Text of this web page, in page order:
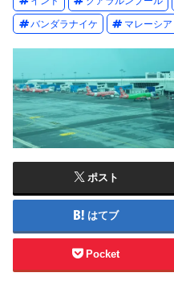
バンダラナイケ マレーシア
ポスト
はてブ
Pocket